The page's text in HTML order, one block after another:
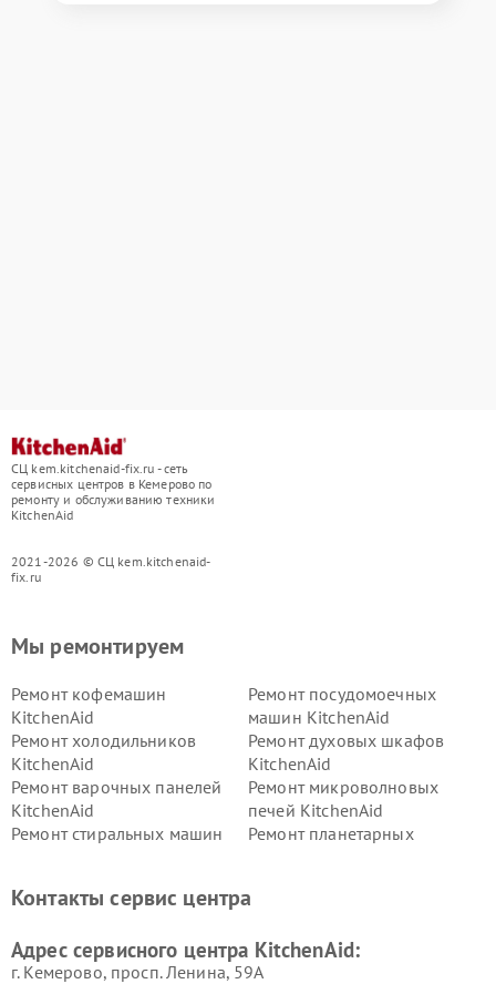
СЦ kem.kitchenaid-fix.ru - сеть
сервисных центров в Кемерово по
ремонту и обслуживанию техники
KitchenAid
2021-2026 © СЦ kem.kitchenaid-
fix.ru
Мы ремонтируем
Ремонт кофемашин
KitchenAid
Ремонт посудомоечных
машин KitchenAid
Ремонт холодильников
KitchenAid
Ремонт духовых шкафов
KitchenAid
Ремонт варочных панелей
KitchenAid
Ремонт микроволновых
печей KitchenAid
Ремонт стиральных машин
Ремонт планетарных
Контакты сервис центра
Адрес сервисного центра KitchenAid:
г. Кемерово, просп. Ленина, 59А